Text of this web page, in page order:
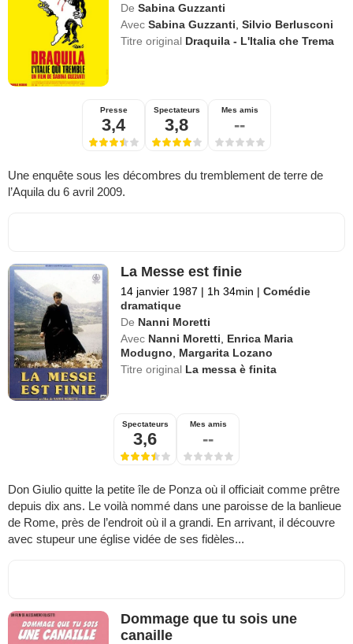
De Sabina Guzzanti
Avec Sabina Guzzanti ,Silvio Berlusconi
Titre original Draquila - L'Italia che Trema
Presse
3,4
Spectateurs
3,8
Mes amis
--
Une enquête sous les décombres du tremblement de terre de
l’Aquila du 6 avril 2009.
La Messe est finie
14 janvier 1987 | 1h 34min | Comédie
dramatique
De Nanni Moretti
Avec Nanni Moretti
Enrica Maria
Modugno
Margarita Lozano
Titre original La messa è finita
Spectateurs
3,6
Mes amis
--
Don Giulio quitte la petite île de Ponza où il officiait comme prêtre
depuis dix ans. Le voilà nommé dans une paroisse de la banlieue
de Rome, près de l’endroit où il a grandi. En arrivant, il découvre
avec stupeur une église vidée de ses fidèles...
Dommage que tu sois une
canaille